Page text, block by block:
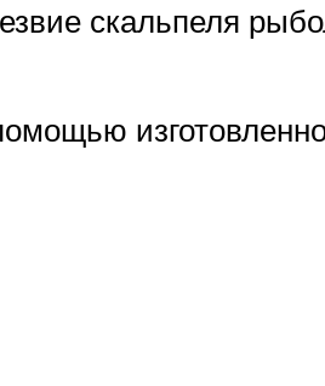
скальпеля